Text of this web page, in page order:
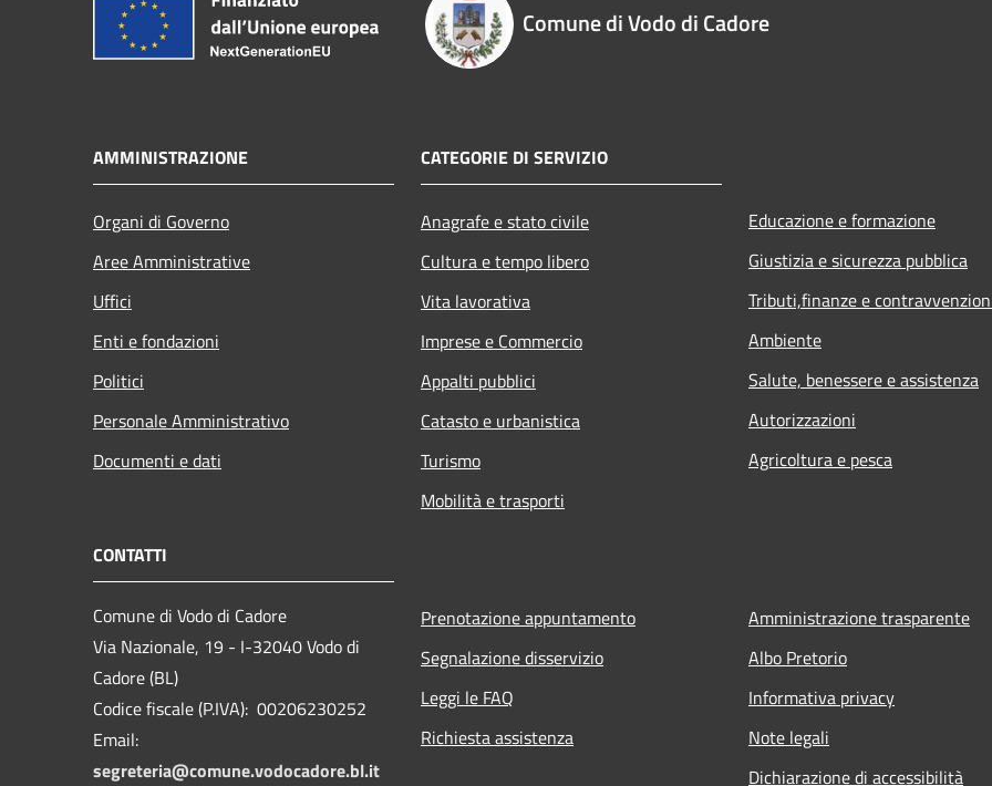
Comune di Vodo di Cadore
AMMINISTRAZIONE
Organi di Governo
Aree Amministrative
Uffici
Enti e fondazioni
Politici
Personale Amministrativo
Documenti e dati
CATEGORIE DI SERVIZIO
Anagrafe e stato civile
Cultura e tempo libero
Vita lavorativa
Imprese e Commercio
Appalti pubblici
Catasto e urbanistica
Turismo
Mobilità e trasporti
Educazione e formazione
Giustizia e sicurezza pubblica
Tributi,finanze e
Ambiente
Salute, benessere e assistenza
Autorizzazioni
Agricoltura e pesca
CONTATTI
Comune di Vodo di Cadore
Via Nazionale, 19 - I-32040 Vodo di
Cadore (BL)
Codice fiscale (P.IVA): 00206230252
Email:
segreteria@comune.vodocadore.bl.it
Prenotazione appuntamento
Segnalazione disservizio
Leggi le FAQ
Richiesta assistenza
Amministrazione trasparente
Albo Pretorio
Informativa privacy
Note legali
Dichiarazione di accessibilità